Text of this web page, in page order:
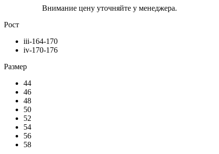
Внимание цену уточняйте у менеджера.
Рост
iii-164-170
iv-170-176
Размер
44
46
48
50
52
54
56
58